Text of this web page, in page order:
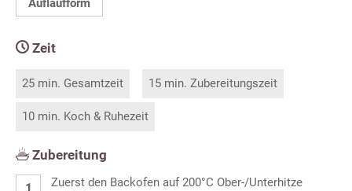
Auflaufform
Zeit
25 min. Gesamtzeit 15 min. Zubereitungszeit
10 min. Koch & Ruhezeit
Zubereitung
Zuerst den Backofen auf 200°C Ober-/Unterhitze